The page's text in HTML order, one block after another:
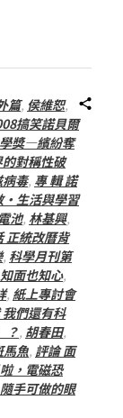
篇, 侯維恕,
搞笑諾貝爾
獎—繽紛奪
對稱性破
毒, 專 輯 諾
・生活與學習
池, 林基興,
正統改曆背
, 科學月刊第
面也知心,
, 紙上專討會
們還有科
？, 胡春田,
馬魚, 評論 面
，電磁恐
手可做的眼